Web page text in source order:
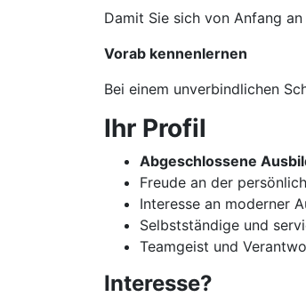
Damit Sie sich von Anfang
Vorab kennenlernen
Bei einem unverbindlichen
Ihr Profil
Abgeschlossene
Freude an der
Interesse an moderner
Selbstständige und
Teamgeist und
Interesse?